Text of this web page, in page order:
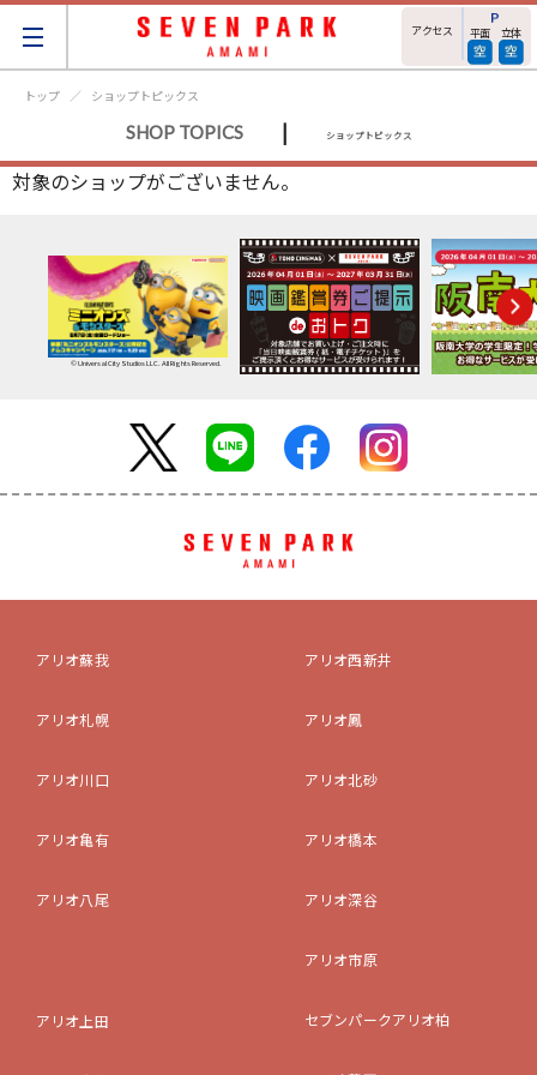
アクセス 平面 立体
トップ ショップトピックス
SHOP TOPICS | ショップトピックス
対象のショップがございません。
© Universal City Studios LLC. All Rights Reserved.
アリオ蘇我
アリオ札幌
アリオ川口
アリオ亀有
アリオ八尾
アリオ上田
アリオ西新井
アリオ鳳
アリオ北砂
アリオ橋本
アリオ深谷
アリオ市原
セブンパークアリオ柏